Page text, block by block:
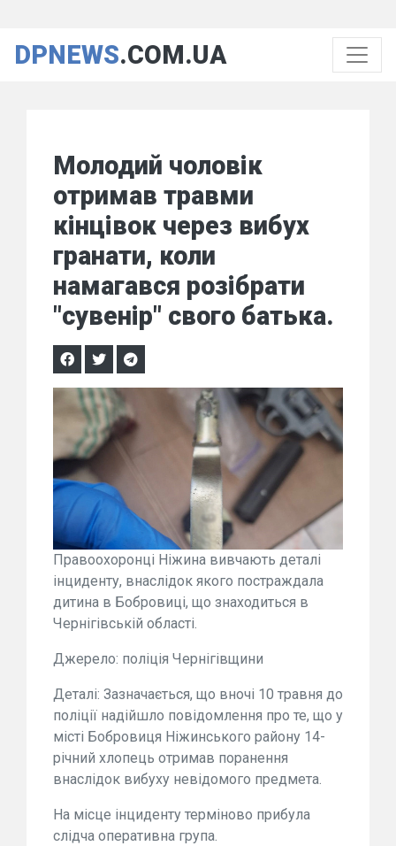
DPNEWS.COM.UA
Молодий чоловік
отримав травми
кінцівок через вибух
гранати, коли
намагався розібрати
"сувенір" свого батька.
Правоохоронці Ніжина вивчають деталі
інциденту, внаслідок якого постраждала
дитина в Бобровиці, що знаходиться в
Чернігівській області.
Джерело: поліція Чернігівщини
Деталі: Зазначається, що вночі 10 травня до
поліції надійшло повідомлення про те, що у
місті Бобровиця Ніжинського району 14-
річний хлопець отримав поранення
внаслідок вибуху невідомого предмета.
На місце інциденту терміново прибула
слідча оперативна група.